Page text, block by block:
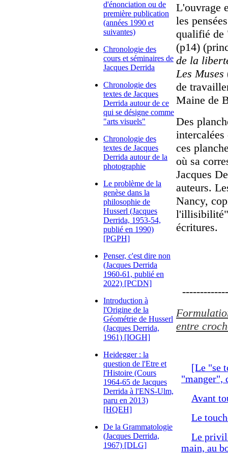
d'énonciation ou de
première publication
(années 1990 et
suivantes)
Chronologie des
cours et séminaires de
Jacques Derrida
Chronologie des
textes de Jacques
Derrida autour de ce
qui se désigne comme
"arts visuels"
Chronologie des
textes de Jacques
Derrida autour de la
photographie
Le problème de la
genèse dans la
philosophie de
Husserl (Jacques
Derrida, 1953-54,
publié en 1990)
[PGPH]
Penser, c'est dire non
(Jacques Derrida
1960-61, publié en
2022) [PCDN]
Introduction à
l'Origine de la
Géométrie de Husserl
(Jacques Derrida,
1961) [IOGH]
Heidegger : la
question de l'Etre et
l'Histoire (Cours
1964-65 de Jacques
Derrida à l'ENS-Ulm,
paru en 2013)
[HQEH]
De la Grammatologie
(Jacques Derrida,
1967) [DLG]
L'ouvrage
les
qualifié de
(p14)
de la
Les Muses
de
Maine de
Des
ces
où sa
Jacques
auteurs.
Nancy,
écritures.
entre
[Le "se
"manger",
Avant
Le
Le
main, au